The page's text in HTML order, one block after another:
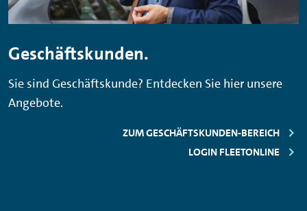
Geschäftskunden.
Sie sind Geschäftskunde? Entdecken Sie hier unsere
Angebote.
ZUM GESCHÄFTSKUNDEN-BEREICH
LOGIN FLEETONLINE